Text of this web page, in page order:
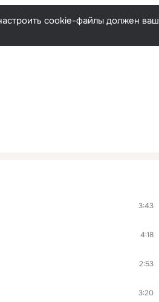
Русский
cookie-файлы должен ваш
3:43
4:18
2:53
3:20